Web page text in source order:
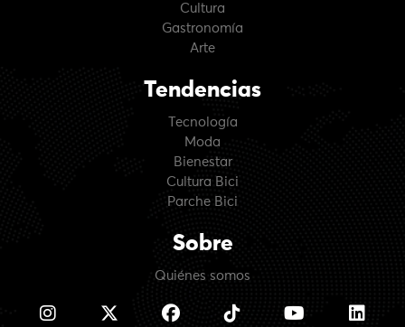
Cultura
Gastronomía
Arte
Tendencias
Tecnología
Moda
Bienestar
Cultura Bici
Parche Bici
Sobre
Quiénes somos